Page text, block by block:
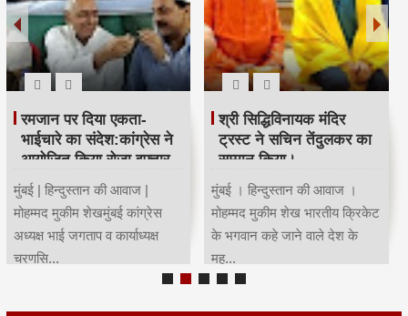
रमजान पर दिया एकता-
भाईचारे का संदेश:कांग्रेस ने
आयोजित किया रोजा इफ्तार
मुंबई | हिन्दुस्तान की आवाज |
मोहम्मद मुकीम शेखमुंबई कांग्रेस
अध्यक्ष भाई जगताप व कार्याध्यक्ष
चरणसि...
श्री सिद्धिविनायक मंदिर
ट्रस्ट ने सचिन तेंदुलकर का
सम्मान किया।
मुंबई । हिन्दुस्तान की आवाज ।
मोहम्मद मुकीम शेख भारतीय क्रिकेट
के भगवान कहे जाने वाले देश के
मह...